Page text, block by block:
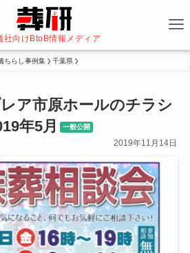
社向けBtoB情報メディア
ちらし事例集 千葉県
ア市原ホールのチラシ
年5月
一般公開
2019年11月14日